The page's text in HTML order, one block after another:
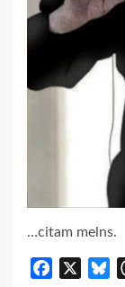
…citam melns.
Facebook